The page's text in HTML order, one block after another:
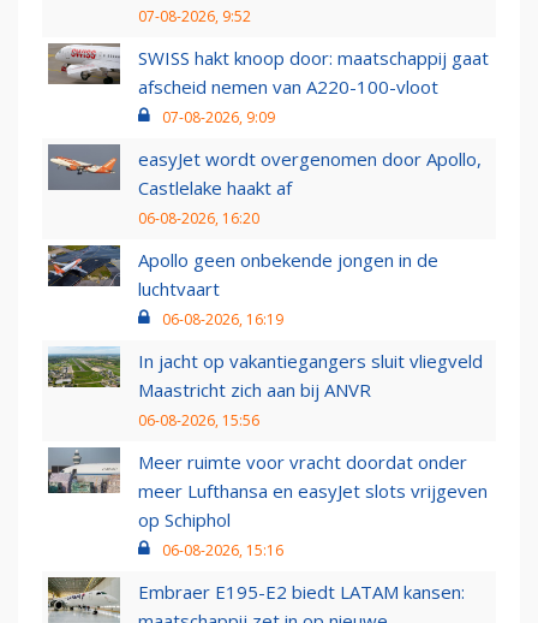
07-08-2026, 9:52
SWISS hakt knoop door: maatschappij gaat
afscheid nemen van A220-100-vloot
07-08-2026, 9:09
easyJet wordt overgenomen door Apollo,
Castlelake haakt af
06-08-2026, 16:20
Apollo geen onbekende jongen in de
luchtvaart
06-08-2026, 16:19
In jacht op vakantiegangers sluit vliegveld
Maastricht zich aan bij ANVR
06-08-2026, 15:56
Meer ruimte voor vracht doordat onder
meer Lufthansa en easyJet slots vrijgeven
op Schiphol
06-08-2026, 15:16
Embraer E195-E2 biedt LATAM kansen: